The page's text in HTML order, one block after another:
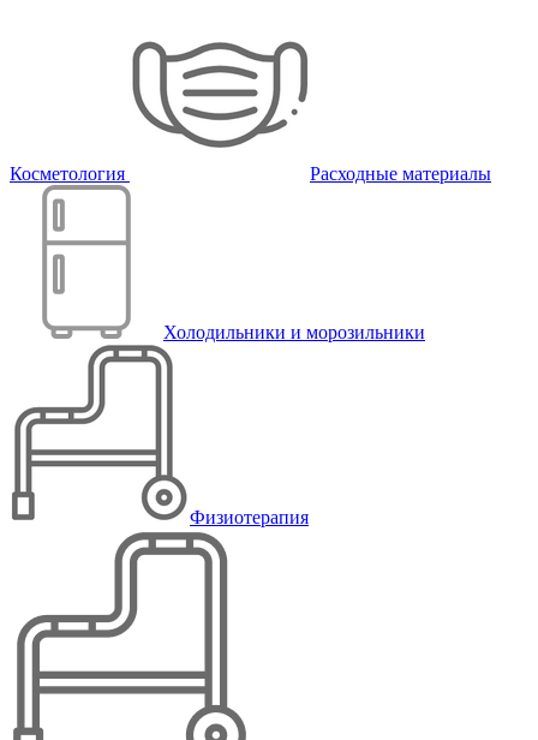
Косметология Расходные материалы
Холодильники и морозильники
Физиотерапия